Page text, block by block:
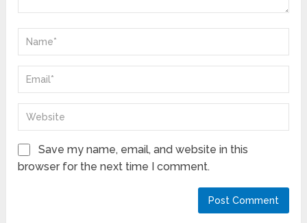
Save my name, email, and website in this
browser for the next time I comment.